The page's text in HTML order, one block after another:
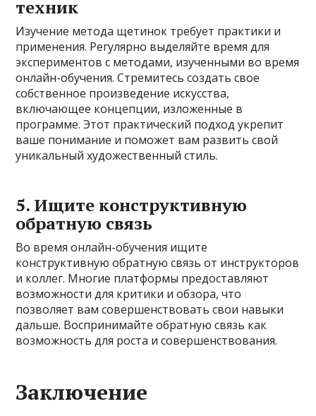
техник
Изучение метода щетинок требует практики и
применения. Регулярно выделяйте время для
экспериментов с методами, изученными во время
онлайн-обучения. Стремитесь создать свое
собственное произведение искусства,
включающее концепции, изложенные в
программе. Этот практический подход укрепит
ваше понимание и поможет вам развить свой
уникальный художественный стиль.
5. Ищите конструктивную
обратную связь
Во время онлайн-обучения ищите
конструктивную обратную связь от инструкторов
и коллег. Многие платформы предоставляют
возможности для критики и обзора, что
позволяет вам совершенствовать свои навыки
дальше. Воспринимайте обратную связь как
возможность для роста и совершенствования.
Заключение